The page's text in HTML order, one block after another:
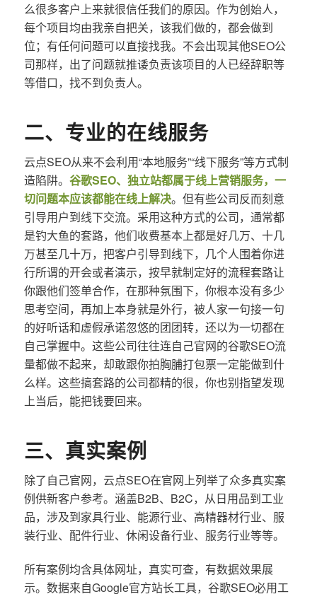
么很多客户上来就很信任我们的原因。作为创始人，
每个项目均由我亲自把关，该我们做的，都会做到
位；有任何问题可以直接找我。不会出现其他SEO公
司那样，出了问题就推诿负责该项目的人已经辞职等
等借口，找不到负责人。
二、专业的在线服务
云点SEO从来不会利用“本地服务”“线下服务”等方式制
造陷阱。 谷歌SEO、独立站都属于线上营销服务，一
切问题本应该都能在线上解决。但有些公司反而刻意
引导用户到线下交流。采用这种方式的公司，通常都
是钓大鱼的套路，他们收费基本上都是好几万、十几
万甚至几十万，把客户引导到线下，几个人围着你进
行所谓的开会或者演示，按早就制定好的流程套路让
你跟他们签单合作，在那种氛围下，你根本没有多少
思考空间，再加上本身就是外行，被人家一句接一句
的好听话和虚假承诺忽悠的团团转，还以为一切都在
自己掌握中。这些公司往往连自己官网的谷歌SEO流
量都做不起来，却敢跟你拍胸脯打包票一定能做到什
么样。这些搞套路的公司都精的很，你也别指望发现
上当后，能把钱要回来。
三、真实案例
除了自己官网，云点SEO在官网上列举了众多真实案
例供新客户参考。涵盖B2B、B2C，从日用品到工业
品，涉及到家具行业、能源行业、高精器材行业、服
装行业、配件行业、休闲设备行业、服务行业等等。
所有案例均含具体网址，真实可查，有数据效果展
示。数据来自Google官方站长工具，谷歌SEO必用工